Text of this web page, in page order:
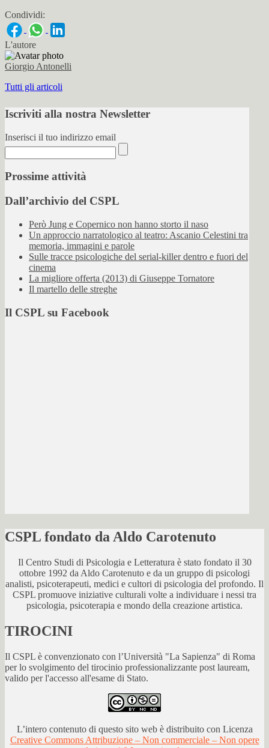
Condividi:
L'autore
Giorgio Antonelli
Tutti gli articoli
Iscriviti alla nostra Newsletter
Inserisci il tuo indirizzo email
Prossime attività
Dall’archivio del CSPL
Però Jung e Copernico non hanno storto il naso
Un approccio narratologico al teatro: Ascanio Celestini tra
memoria, immagini e parole
Sulle tracce psicologiche del serial-killer dentro e fuori del
cinema
La migliore offerta (2013) di Giuseppe Tornatore
Il martello delle streghe
Il CSPL su Facebook
CSPL fondato da Aldo Carotenuto
Il Centro Studi di Psicologia e Letteratura è stato fondato il 30
ottobre 1992 da Aldo Carotenuto e da un gruppo di psicologi
analisti, psicoterapeuti, medici e cultori di psicologia del profondo. Il
CSPL promuove iniziative culturali volte a individuare i nessi tra
psicologia, psicoterapia e mondo della creazione artistica.
TIROCINI
Il CSPL è convenzionato con l’Università "La Sapienza" di Roma
per lo svolgimento del tirocinio professionalizzante post lauream,
valido per l'accesso all'esame di Stato.
L’intero contenuto di questo sito web è distribuito con Licenza
Creative Commons Attribuzione – Non commerciale – Non opere